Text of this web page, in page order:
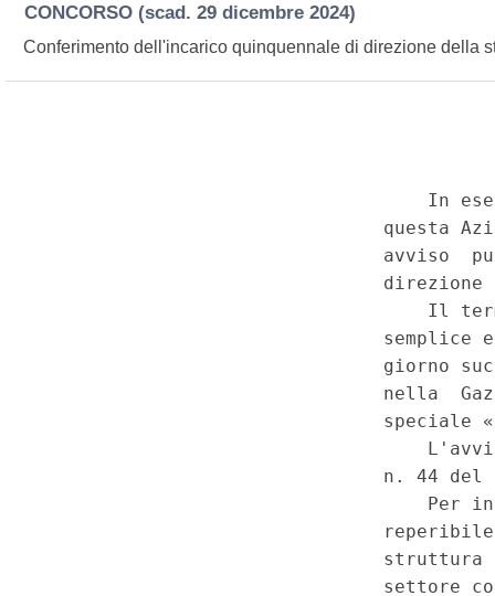
CONCORSO (scad. 29 dicembre 2024)
Conferimento dell'incarico quinquennale di direzione della